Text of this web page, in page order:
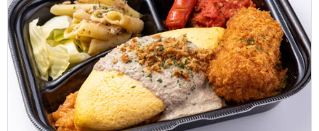
ご利用シーン：ロケ・撮影› スタジオ撮影
東京都渋谷区恵比寿2026/07/27